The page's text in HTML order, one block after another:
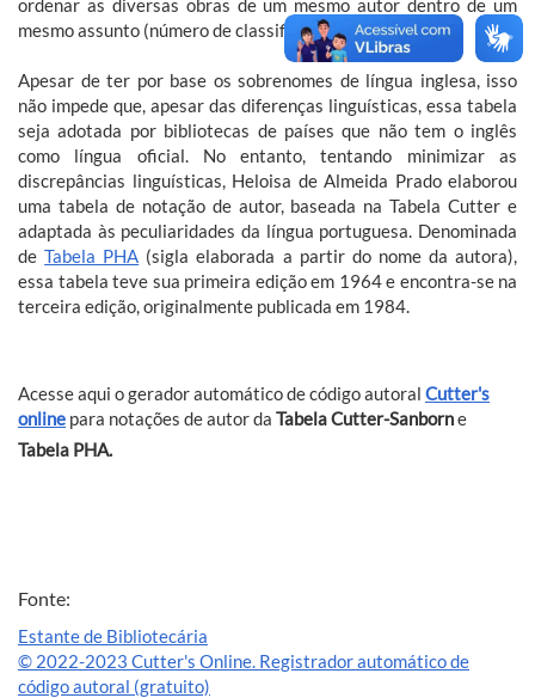
mesmo assunto (número de classificação).
Apesar de ter por base os sobrenomes de língua inglesa, isso
não impede que, apesar das diferenças linguísticas, essa tabela
seja adotada por bibliotecas de países que não tem o inglês
como língua oficial. No entanto, tentando minimizar as
discrepâncias linguísticas, Heloisa de Almeida Prado elaborou
uma tabela de notação de autor, baseada na Tabela Cutter e
adaptada às peculiaridades da língua portuguesa. Denominada
deTabela PHA (sigla elaborada a partir do nome da autora),
essa tabela teve sua primeira edição em 1964 e encontra-se na
terceira edição, originalmente publicada em 1984.
Acesse aqui o gerador automático de código autoral Cutter's
online para notações de autor da Tabela Cutter-Sanborne
Tabela PHA.
Fonte:
Estante de Bibliotecária
© 2022-2023 Cutter's Online. Registrador automático de
código autoral (gratuito)